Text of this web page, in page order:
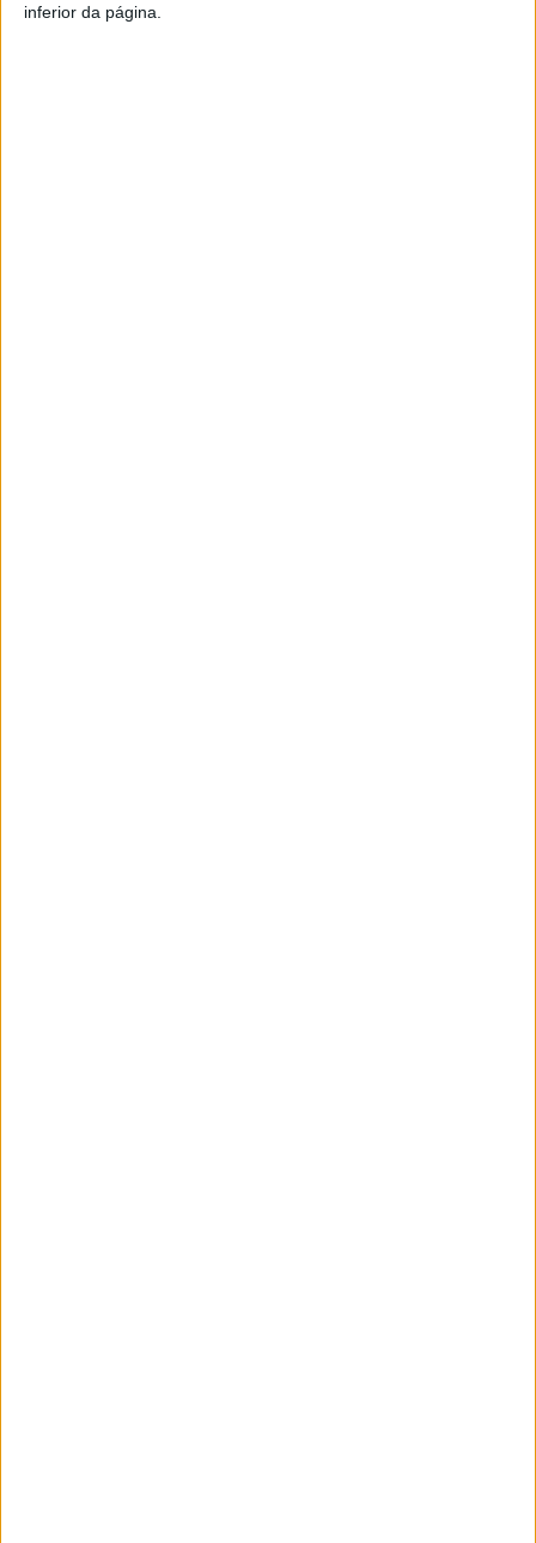
inferior da página.
toneladas.